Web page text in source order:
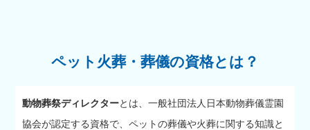
ペット火葬・葬儀の資格とは？
動物葬祭ディレクターとは、一般社団法人日本動物葬儀霊園
協会が認定する資格で、ペットの葬儀や火葬に関する知識と